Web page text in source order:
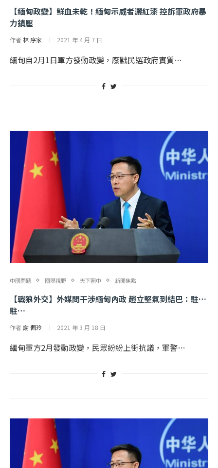
【緬甸政變】鮮血未乾！緬甸示威者灑紅漆 控訴軍政府暴
力鎮壓
作者林 序家 2021 年 4 月 7 日
緬甸自2月1日軍方發動政變，廢黜民選政府實質…
中國問題 國際視野 天下圍中 新聞焦點
【戰狼外交】外媒問干涉緬甸內政 趙立堅氣到結巴：駐…
駐…
作者謝 佩玲 2021 年 3 月 18 日
緬甸軍方2月發動政變，民眾紛紛上街抗議，軍警…